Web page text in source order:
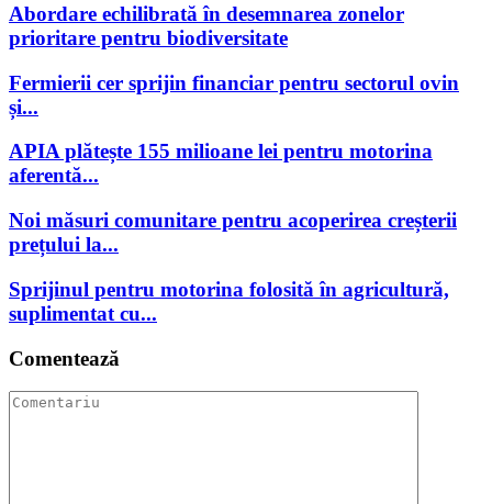
Abordare echilibrată în desemnarea zonelor
prioritare pentru biodiversitate
Fermierii cer sprijin financiar pentru sectorul ovin
și...
APIA plătește 155 milioane lei pentru motorina
aferentă...
Noi măsuri comunitare pentru acoperirea creșterii
prețului la...
Sprijinul pentru motorina folosită în agricultură,
suplimentat cu...
Comentează